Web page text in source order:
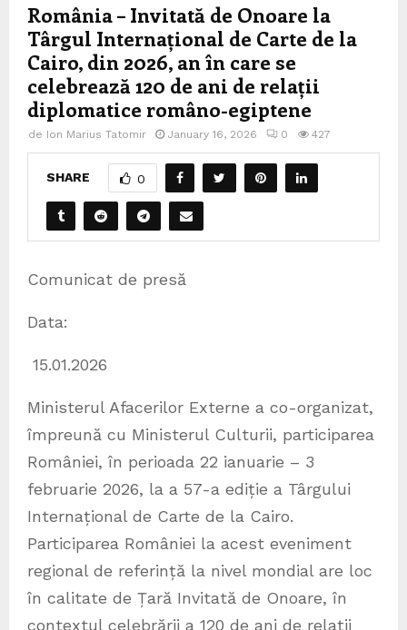
România – Invitată de Onoare la
Târgul Internațional de Carte de la
Cairo, din 2026, an în care se
celebrează 120 de ani de relații
diplomatice româno-egiptene
de Ion Marius Tatomir January 16, 2026 0 427
SHARE 0
Comunicat de presă
Data:
15.01.2026
Ministerul Afacerilor Externe a co-organizat,
împreună cu Ministerul Culturii, participarea
României, în perioada 22 ianuarie – 3
februarie 2026, la a 57-a ediție a Târgului
Internațional de Carte de la Cairo.
Participarea României la acest eveniment
regional de referință la nivel mondial are loc
în calitate de Țară Invitată de Onoare, în
contextul celebrării a 120 de ani de relații